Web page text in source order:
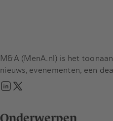
Onderwerpen
M&A (MenA.nl) is het
nieuws, evenementen, een